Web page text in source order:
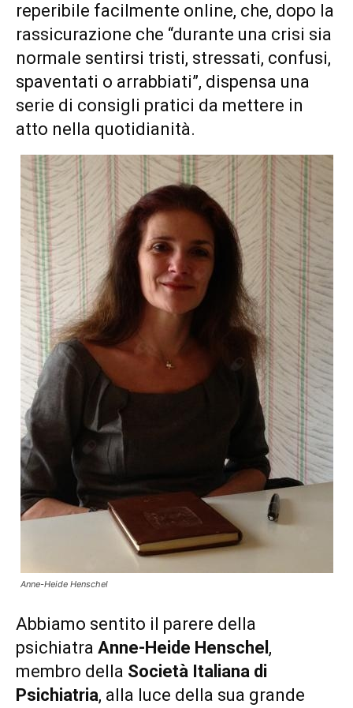
reperibile facilmente online, che, dopo la
rassicurazione che “durante una crisi sia
normale sentirsi tristi, stressati, confusi,
spaventati o arrabbiati”, dispensa una
serie di consigli pratici da mettere in
atto nella quotidianità.
Anne-Heide Henschel
Abbiamo sentito il parere della
psichiatra Anne-Heide Henschel ,
membro della Società Italiana di
Psichiatria, alla luce della sua grande